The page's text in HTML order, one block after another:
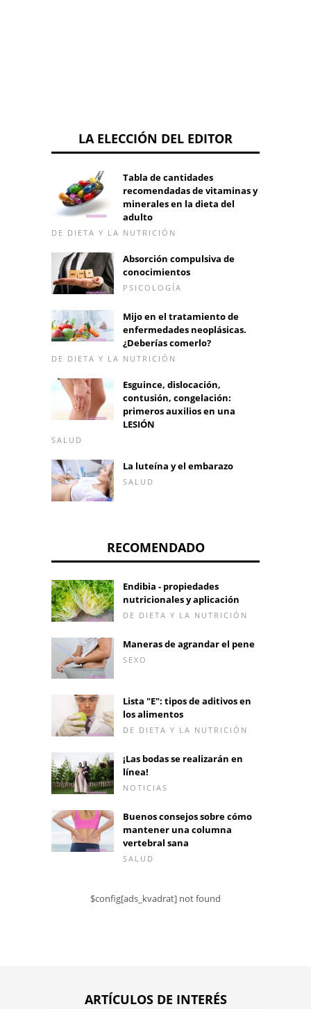
LA ELECCIÓN DEL EDITOR
Tabla de cantidades
recomendadas de vitaminas y
minerales en la dieta del
adulto
DE DIETA Y LA NUTRICIÓN
Absorción compulsiva de
conocimientos
PSICOLOGÍA
Mijo en el tratamiento de
enfermedades neoplásicas.
¿Deberías comerlo?
DE DIETA Y LA NUTRICIÓN
Esguince, dislocación,
contusión, congelación:
primeros auxilios en una
LESIÓN
SALUD
La luteína y el embarazo
SALUD
RECOMENDADO
Endibia - propiedades
nutricionales y aplicación
DE DIETA Y LA NUTRICIÓN
Maneras de agrandar el pene
SEXO
Lista "E": tipos de aditivos en
los alimentos
DE DIETA Y LA NUTRICIÓN
¡Las bodas se realizarán en
línea!
NOTICIAS
Buenos consejos sobre cómo
mantener una columna
vertebral sana
SALUD
$config[ads_kvadrat] not found
ARTÍCULOS DE INTERÉS